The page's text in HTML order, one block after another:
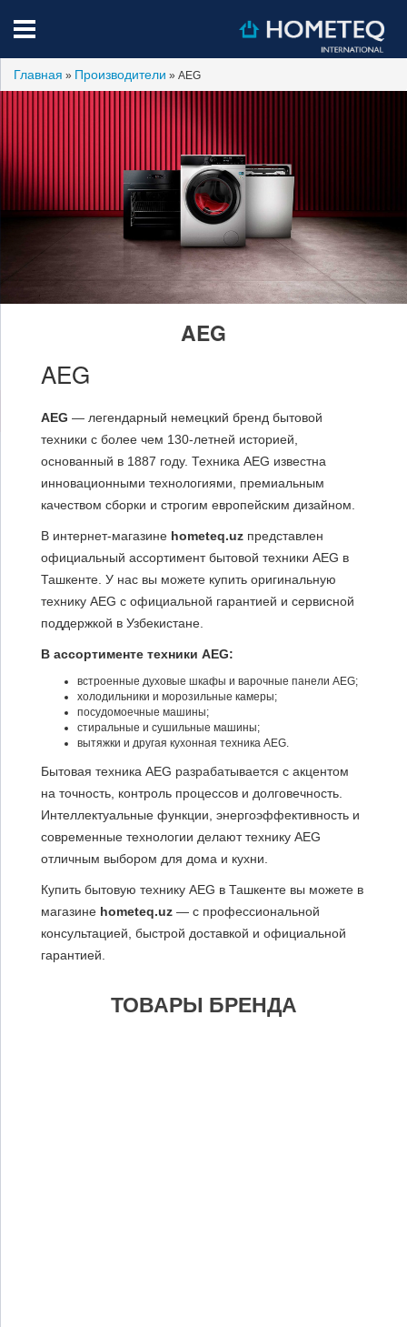
Главная » Производители » AEG
AEG
AEG
AEG — легендарный немецкий бренд бытовой
техники с более чем 130-летней историей,
основанный в 1887 году. Техника AEG известна
инновационными технологиями, премиальным
качеством сборки и строгим европейским дизайном.
В интернет-магазине hometeq.uz представлен
официальный ассортимент бытовой техники AEG в
Ташкенте. У нас вы можете купить оригинальную
технику AEG с официальной гарантией и сервисной
поддержкой в Узбекистане.
В ассортименте техники AEG:
встроенные духовые шкафы и варочные панели AEG;
холодильники и морозильные камеры;
посудомоечные машины;
стиральные и сушильные машины;
вытяжки и другая кухонная техника AEG.
Бытовая техника AEG разрабатывается с акцентом
на точность, контроль процессов и долговечность.
Интеллектуальные функции, энергоэффективность и
современные технологии делают технику AEG
отличным выбором для дома и кухни.
Купить бытовую технику AEG в Ташкенте вы можете в
магазине hometeq.uz — с профессиональной
консультацией, быстрой доставкой и официальной
гарантией.
ТОВАРЫ БРЕНДА